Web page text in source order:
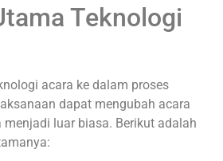
Teknologi
acara ke dalam proses
dapat mengubah acara
luar biasa. Berikut adalah